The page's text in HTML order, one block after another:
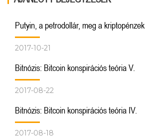
Putyin, a petrodollár, meg a kriptopénzek.
2017-10-21
Bitnózis: Bitcoin konspirációs teória V.
2017-08-22
Bitnózis: Bitcoin konspirációs teória IV.
2017-08-18